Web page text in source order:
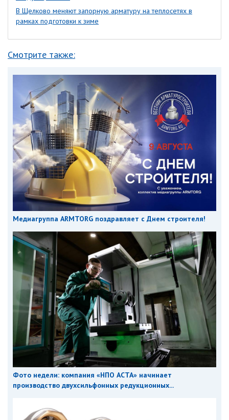
В Щелково меняют запорную арматуру на теплосетях в
рамках подготовки к зиме
Смотрите также:
Медиагруппа ARMTORG поздравляет с Днем строителя!
Фото недели: компания «НПО АСТА» начинает
производство двухсильфонных редукционных...